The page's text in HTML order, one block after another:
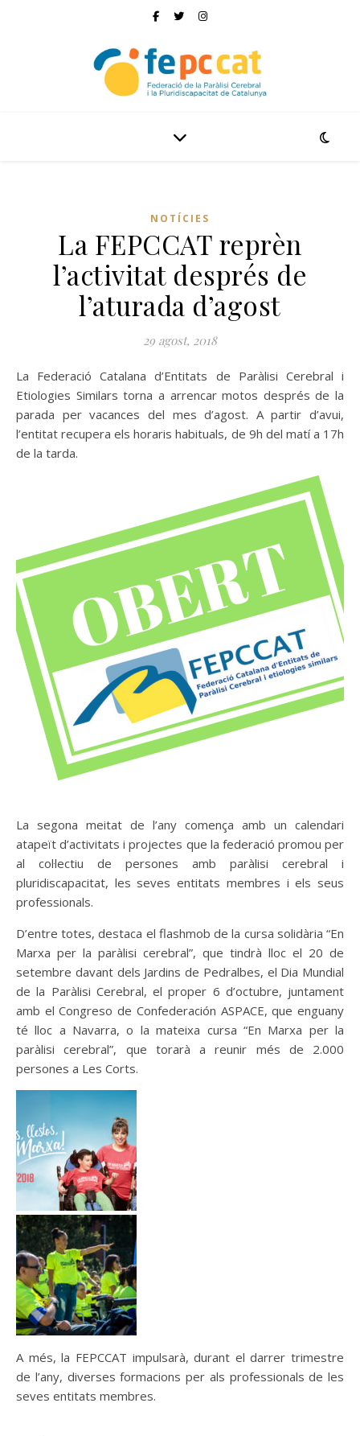
NOTÍCIES
La FEPCCAT reprèn
l’activitat després de
l’aturada d’agost
29 agost, 2018
La Federació Catalana d’Entitats de Paràlisi Cerebral i
Etiologies Similars torna a arrencar motos després de la
parada per vacances del mes d’agost. A partir d’avui,
l’entitat recupera els horaris habituals, de 9h del matí a 17h
de la tarda.
La segona meitat de l’any comença amb un calendari
atapeït d’activitats i projectes que la federació promou per
al col·lectiu de persones amb paràlisi cerebral i
pluridiscapacitat, les seves entitats membres i els seus
professionals.
D’entre totes, destaca el flashmob de la cursa solidària “En
Marxa per la paràlisi cerebral”, que tindrà lloc el 20 de
setembre davant dels Jardins de Pedralbes, el Dia Mundial
de la Paràlisi Cerebral, el proper 6 d’octubre, juntament
amb el Congreso de Confederación ASPACE, que enguany
té lloc a Navarra, o la mateixa cursa “En Marxa per la
paràlisi cerebral”, que torarà a reunir més de 2.000
persones a Les Corts.
A més, la FEPCCAT impulsarà, durant el darrer trimestre
de l’any, diverses formacions per als professionals de les
seves entitats membres.